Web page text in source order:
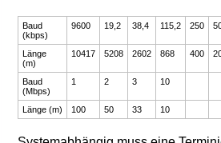
Baud
(kbps)
9600 19,2 38,4 115,2 250
Länge
(m)
10417 5208 2602 868 400
Baud
(Mbps)
1 2 3 10
Länge (m) 100 50 33 10